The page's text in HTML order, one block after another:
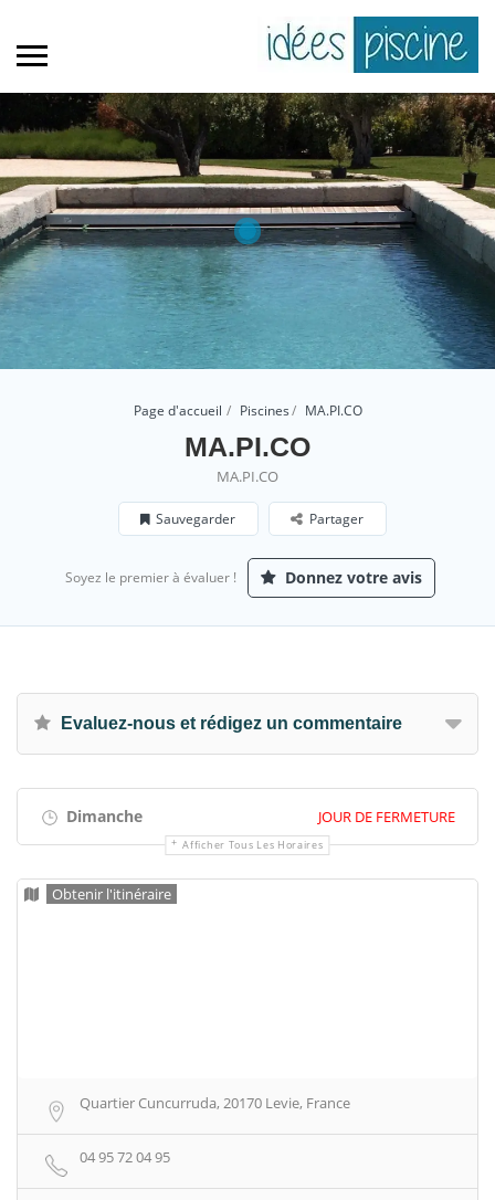
Page d'accueil Piscines MA.PI.CO
MA.PI.CO
MA.PI.CO
Sauvegarder Partager
Soyez le premier à évaluer ! Donnez votre avis
Evaluez-nous et rédigez un commentaire
Dimanche JOUR DE FERMETURE
Afficher Tous Les Horaires
Obtenir l'itinéraire
Quartier Cuncurruda, 20170 Levie, France
04 95 72 04 95